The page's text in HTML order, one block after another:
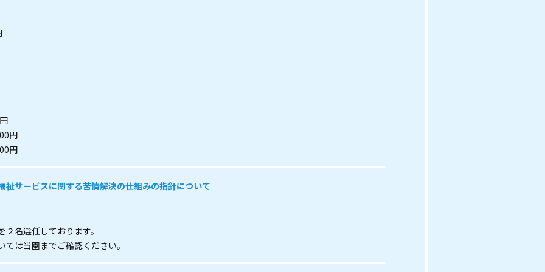
円
円
祉サービスに関する苦情解決の仕組みの指針について
名選任しております。
は当園までご確認ください。